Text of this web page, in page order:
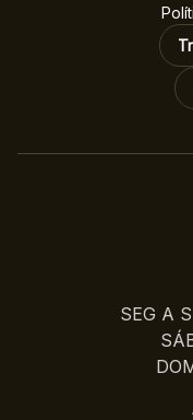
SEG A